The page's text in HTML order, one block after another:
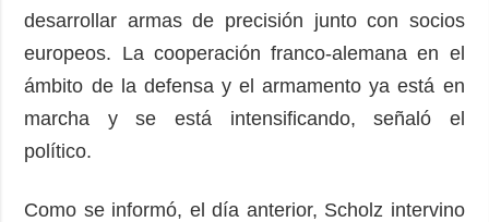
desarrollar armas de precisión junto con socios
europeos. La cooperación franco-alemana en el
ámbito de la defensa y el armamento ya está en
marcha y se está intensificando, señaló el
político.
Como se informó, el día anterior, Scholz intervino